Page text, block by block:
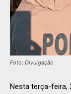
Foto: Divulgação
Nesta terça-feira,